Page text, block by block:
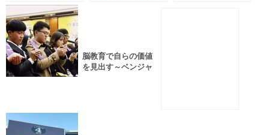
ﾊﾟｼﾝﾄﾞン）』講演会
脳教育で自らの価値
を見出す～ベンジャ